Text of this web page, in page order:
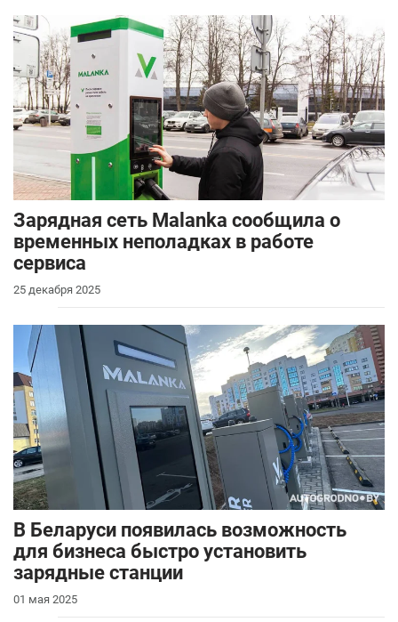
Зарядная сеть Malanka сообщила о
временных неполадках в работе
сервиса
25 декабря 2025
В Беларуси появилась возможность
для бизнеса быстро установить
зарядные станции
01 мая 2025